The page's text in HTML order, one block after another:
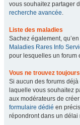
vous souhaitez partager
recherche avancée.
Liste des maladies
Sachez également,
Maladies Rares Info
pour lesquelles un forum
Vous ne trouvez
Si aucun des forums
laquelle vous souhaitez
aux modérateurs de
formulaire dédié en
répondront dans un